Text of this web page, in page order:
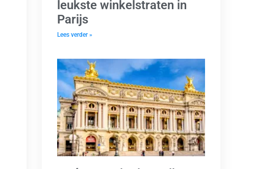
leukste winkelstraten in
Parijs
Lees verder »